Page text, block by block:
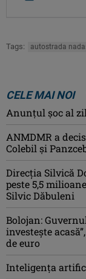
Tags: autostrada
CELE MAI NOI
Anunţul şoc al
ANMDMR a
Colebil și
Direcția Silvică
peste 5,5
Silvic Dăbuleni
Bolojan:
investeşte
de euro
Inteligența